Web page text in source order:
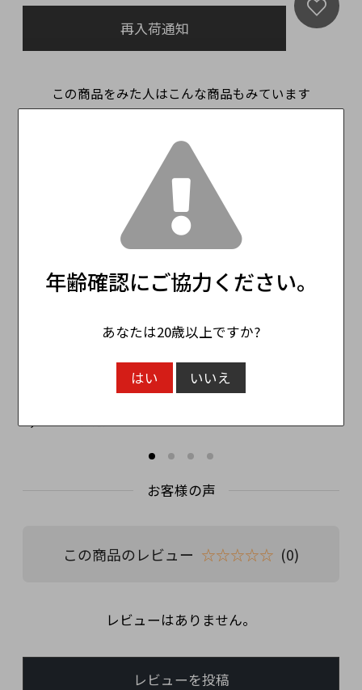
再入荷通知
この商品をみた人はこんな商品もみています
マーカス・モリトー
ーファーシュタイユ
Schiefersteil
カリフォルニアワイ
5,500円 （税込）
お客様の声
この商品のレビュー ☆☆☆☆☆ (0)
レビューはありません。
レビューを投稿
年齢確認にご協力ください。
あなたは20歳以上ですか?
はい いいえ